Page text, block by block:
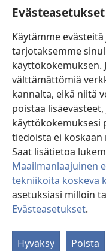
Evästeasetukset
Käytämme
tarjotaksemme
käyttökokemuksen.
välttämättömiä
kannalta, eikä niitä
poistaa
käyttökokemuksesi
tiedoista ei
Saat lisätietoa
Maailmanlaajuinen
tekniikoita koskeva
asetuksiasi milloin
Evästeasetukset.
Hyväksy Poista